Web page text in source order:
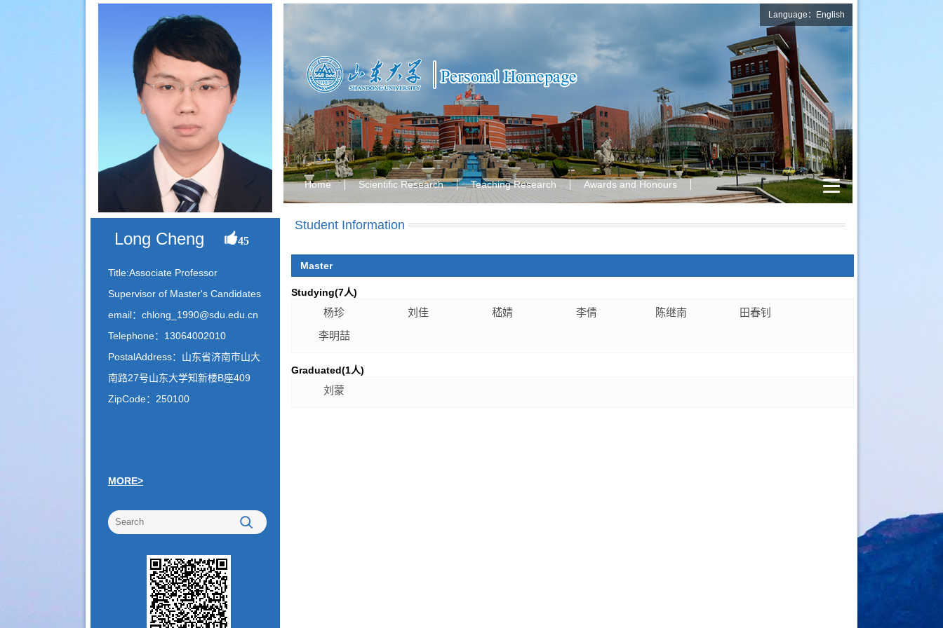
Long Cheng 45
Title:Associate Professor
Supervisor of Master's Candidates
email： chlong_1990@sdu.edu.cn
Telephone： 13064002010
PostalAddress： 山东省济南市山大
南路27号山东大学知新楼B座409
ZipCode： 250100
MORE>
Language：English
Home Scientific Research Teaching Research Awards and Honours
Student Information
Master
Studying(7人)
杨珍 刘佳 嵇婧 李倩 陈继南
田春钊
李明喆
Graduated(1人)
刘蒙